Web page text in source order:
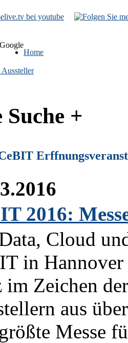
Google
Home
+
2016:
Cloud
in Hannover
im Zeichen
aus
Messe